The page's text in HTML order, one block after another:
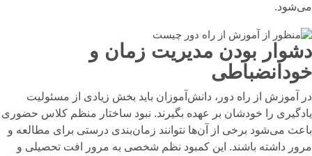
می‌شود.
دشوار بودن مدیریت زمان و
خودانضباطی
در آموزش از راه دور، دانش‌آموزان باید بخش زیادی از مسئولیت
یادگیری را خودشان بر عهده بگیرند. نبود ساختار منظم کلاس حضوری
باعث می‌شود برخی از آن‌ها نتوانند زمان‌بندی درستی برای مطالعه و
مرور داشته باشند. این کمبود نظم شخصی به مرور افت تحصیلی و